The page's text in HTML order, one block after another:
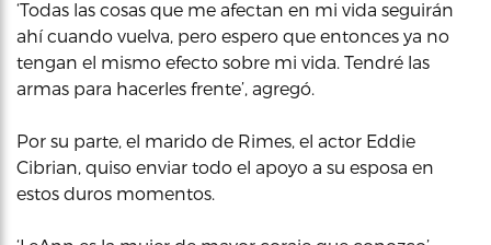
‘Todas las cosas que me afectan en mi vida seguirán
ahí cuando vuelva, pero espero que entonces ya no
tengan el mismo efecto sobre mi vida. Tendré las
armas para hacerles frente’, agregó.
Por su parte, el marido de Rimes, el actor Eddie
Cibrian, quiso enviar todo el apoyo a su esposa en
estos duros momentos.